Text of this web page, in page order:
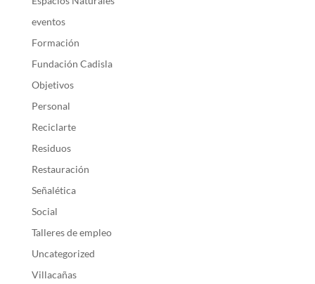
eventos
Formación
Fundación Cadisla
Objetivos
Personal
Reciclarte
Residuos
Restauración
Señalética
Social
Talleres de empleo
Uncategorized
Villacañas